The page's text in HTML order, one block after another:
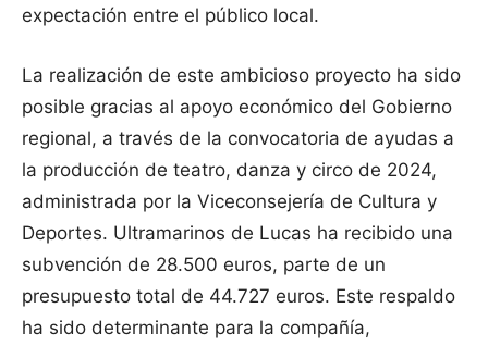
expectación entre el público local.
La realización de este ambicioso proyecto ha sido
posible gracias al apoyo económico del Gobierno
regional, a través de la convocatoria de ayudas a
la producción de teatro, danza y circo de 2024,
administrada por la Viceconsejería de Cultura y
Deportes. Ultramarinos de Lucas ha recibido una
subvención de 28.500 euros, parte de un
presupuesto total de 44.727 euros. Este respaldo
ha sido determinante para la compañía,